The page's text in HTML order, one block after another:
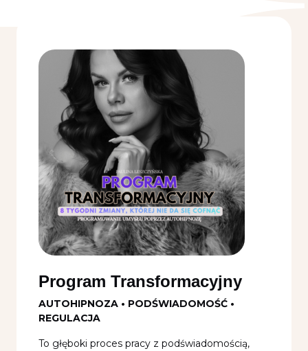
Program Transformacyjny
AUTOHIPNOZA • PODŚWIADOMOŚĆ •
REGULACJA
To głęboki proces pracy z podświadomością,